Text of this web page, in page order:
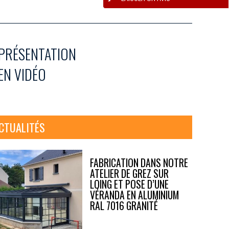
VIDÉO
FABRICATION DANS NOTRE
ATELIER DE GREZ SUR
LOING ET POSE D’UNE
VÉRANDA EN ALUMINIUM
RAL 7016 GRANITÉ